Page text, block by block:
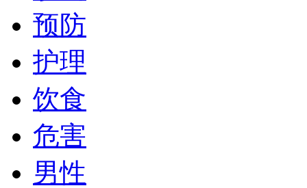
预防
护理
饮食
危害
男性